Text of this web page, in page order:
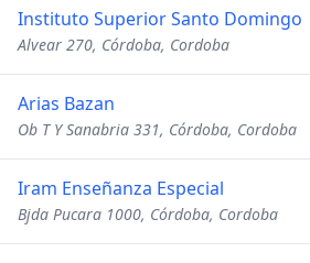
Instituto Superior Santo Domingo
Alvear 270, Córdoba, Cordoba
Arias Bazan
Ob T Y Sanabria 331, Córdoba, Cordoba
Iram Enseñanza Especial
Bjda Pucara 1000, Córdoba, Cordoba